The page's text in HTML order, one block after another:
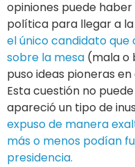
opiniones puede
política para llegar a
el único candidato
sobre la mesa (mala o
puso ideas pioneras
Esta cuestión no
apareció un tipo de
expuso de manera
más o menos podían
presidencia.